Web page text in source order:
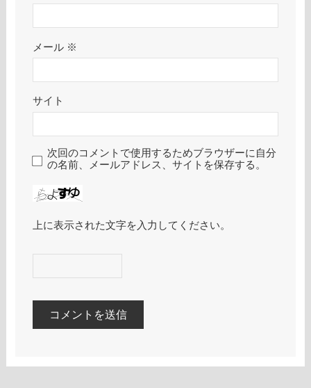
メール ※
サイト
次回のコメントで使用するためブラウザーに自分
の名前、メールアドレス、サイトを保存する。
上に表示された文字を入力してください。